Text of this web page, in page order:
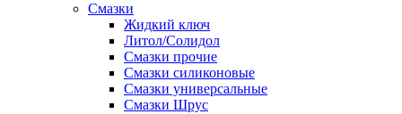
Смазки
Жидкий ключ
Литол/Солидол
Смазки прочие
Смазки силиконовые
Смазки универсальные
Смазки Шрус